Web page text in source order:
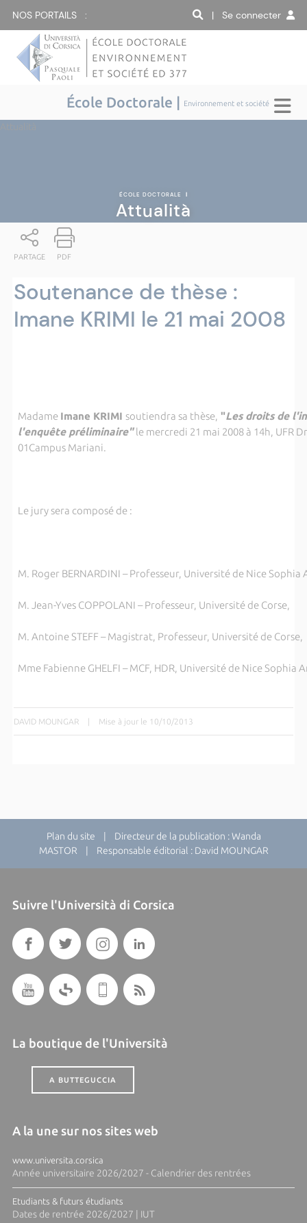
NOS PORTAILS : | Se connecter
École Doctorale | Environnement et société
ÉCOLE DOCTORALE |
Attualità
PARTAGE PDF
Soutenance de thèse :
Imane KRIMI le 21 mai 2008
Madame Imane KRIMI soutiendra sa thèse, "Les droits de
l'enquête préliminaire" le mercredi 21 mai 2008 à 14h, UFR
01Campus Mariani.
Le jury sera composé de :
M. Roger BERNARDINI – Professeur, Université de Nice Sophia
M. Jean-Yves COPPOLANI – Professeur, Université de Corse,
M. Antoine STEFF – Magistrat, Professeur, Université de Corse,
Mme Fabienne GHELFI –MCF, HDR, Université de Nice Sophia
DAVID MOUNGAR | Mise à jour le 10/10/2013
Plan du site | Directeur de la publication : Wanda
MASTOR | Responsable éditorial : David MOUNGAR
Suivre l'Università di Corsica
La boutique de l'Università
A BUTTEGUCCIA
A la une sur nos sites web
www.universita.corsica
Année universitaire 2026/2027 - Calendrier des rentrées
Etudiants & futurs étudiants
Dates de rentrée 2026/2027 | IUT